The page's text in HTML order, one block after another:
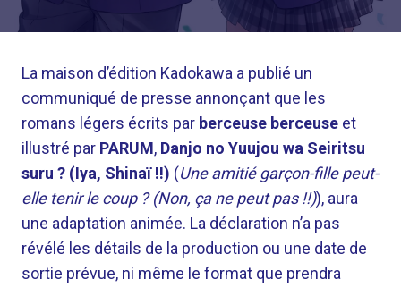
La maison d’édition Kadokawa a publié un
communiqué de presse annonçant que les
romans légers écrits par berceuse berceuse et
illustré par PARUM, Danjo no Yuujou wa Seiritsu
suru ? (Iya, Shinaï !!) (Une amitié garçon-fille peut-
elle tenir le coup ? (Non, ça ne peut pas !!)), aura
une adaptation animée. La déclaration n’a pas
révélé les détails de la production ou une date de
sortie prévue, ni même le format que prendra